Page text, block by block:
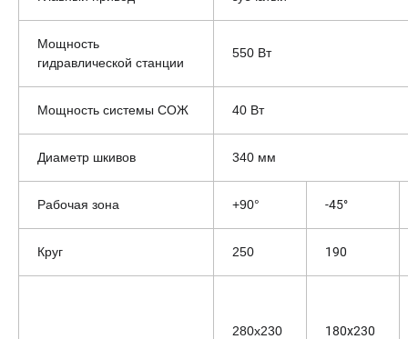
Мощность
гидравлической станции
550 Вт
Мощность системы СОЖ 40 Вт
Диаметр шкивов 340 мм
Рабочая зона +90° -45°
Круг 250 190
280х230 180x230